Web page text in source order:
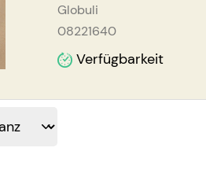
Globuli
08221640
Verfügbarkeit